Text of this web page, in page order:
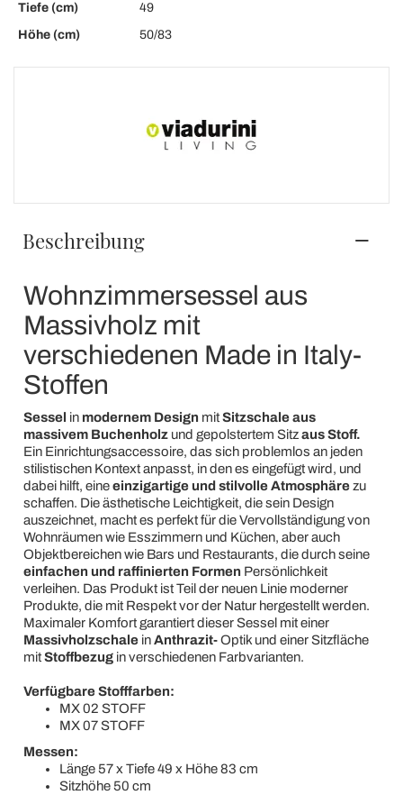
Tiefe (cm)
49
Höhe (cm)
50/83
Beschreibung
Wohnzimmersessel aus
Massivholz mit
verschiedenen Made in Italy-
Stoffen
Sessel in modernem Design mitSitzschale aus
massivem Buchenholzund gepolstertem Sitzaus Stoff.
Ein Einrichtungsaccessoire, das sich problemlos an jeden
stilistischen Kontext anpasst, in den es eingefügt wird, und
dabei hilft, eineeinzigartige und stilvolle Atmosphärezu
schaffen. Die ästhetische Leichtigkeit, die sein Design
auszeichnet, macht es perfekt für die Vervollständigung von
Wohnräumen wie Esszimmern und Küchen, aber auch
Objektbereichen wie Bars und Restaurants, die durch seine
einfachen und raffinierten Formen Persönlichkeit
verleihen. Das Produkt ist Teil der neuen Linie moderner
Produkte, die mit Respekt vor der Natur hergestellt werden.
Maximaler Komfort garantiert dieser Sessel mit einer
MassivholzschaleinAnthrazit-Optik und einer Sitzfläche
mitStoffbezugin verschiedenen Farbvarianten.
Verfügbare Stofffarben:
MX 02 STOFF
MX 07 STOFF
Messen:
Länge 57 x Tiefe 49 x Höhe 83 cm
Sitzhöhe 50 cm